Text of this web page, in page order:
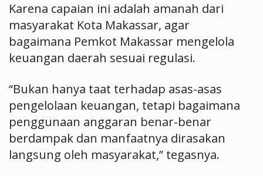
Karena capaian ini adalah amanah dari
masyarakat Kota Makassar, agar
bagaimana Pemkot Makassar mengelola
keuangan daerah sesuai regulasi.
“Bukan hanya taat terhadap asas-asas
pengelolaan keuangan, tetapi bagaimana
penggunaan anggaran benar-benar
berdampak dan manfaatnya dirasakan
langsung oleh masyarakat,” tegasnya.